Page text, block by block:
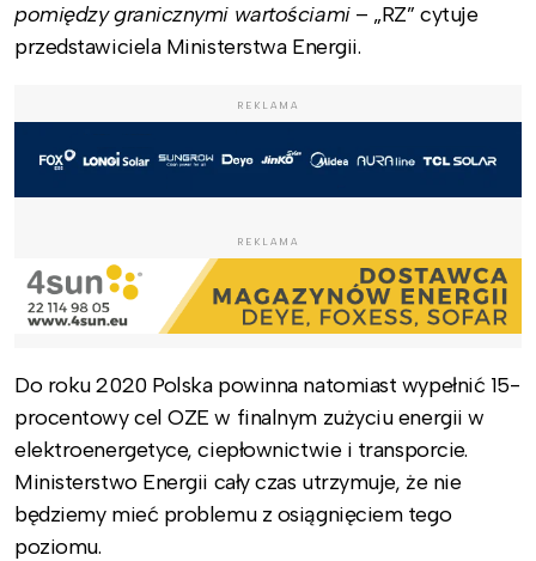
pomiędzy granicznymi wartościami – „RZ” cytuje
przedstawiciela Ministerstwa Energii.
REKLAMA
REKLAMA
Do roku 2020 Polska powinna natomiast wypełnić 15-
procentowy cel OZE w finalnym zużyciu energii w
elektroenergetyce, ciepłownictwie i transporcie.
Ministerstwo Energii cały czas utrzymuje, że nie
będziemy mieć problemu z osiągnięciem tego
poziomu.